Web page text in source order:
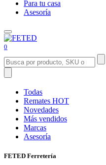
Para tu casa
Asesoría
0
Todas
Remates HOT
Novedades
Más vendidos
Marcas
Asesoría
FETED Ferretería